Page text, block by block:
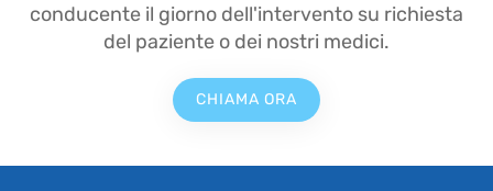
conducente il giorno dell'intervento su richiesta
del paziente o dei nostri medici.
CHIAMA ORA